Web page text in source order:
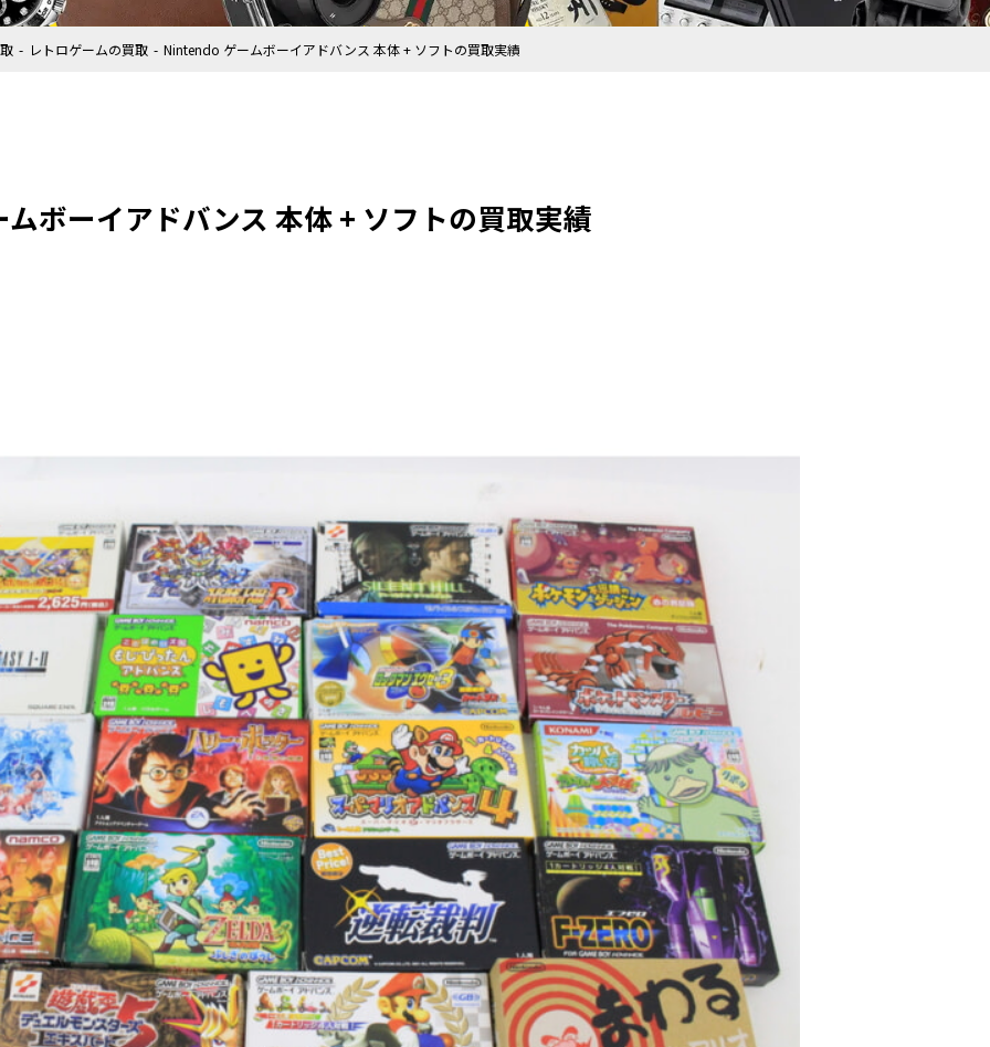
レトロゲームの買取 Nintendo ゲームボーイアドバンス 本体 + ソフトの買取実績
ボーイアドバンス 本体 + ソフトの買取実績